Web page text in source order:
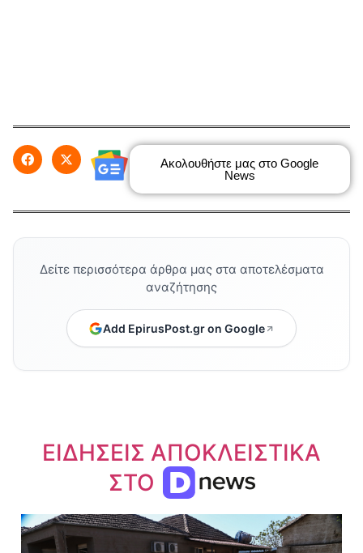
Ακολουθήστε μας στο Google
News
Δείτε περισσότερα άρθρα μας στα αποτελέσματα
αναζήτησης
Add EpirusPost.gr on Google
ΕΙΔΗΣΕΙΣ ΑΠΟΚΛΕΙΣΤΙΚΑ
ΣΤΟ